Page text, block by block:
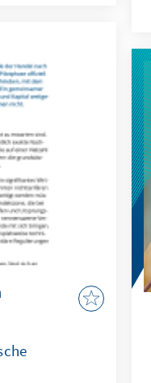
einer
stößt
Bedenken.
Chancen für
des